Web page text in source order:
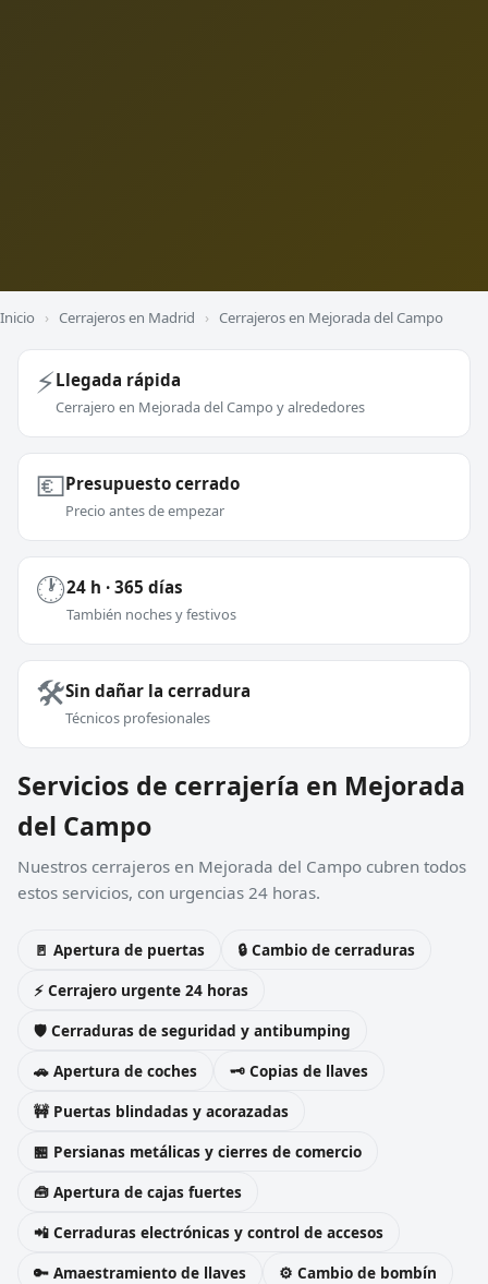
Inicio › Cerrajeros en Madrid › Cerrajeros en Mejorada del Campo
⚡Llegada rápida
Cerrajero en Mejorada del Campo y alrededores
💶Presupuesto cerrado
Precio antes de empezar
🕐24 h · 365 días
También noches y festivos
🛠️Sin dañar la cerradura
Técnicos profesionales
Servicios de cerrajería en Mejorada
del Campo
Nuestros cerrajeros en Mejorada del Campo cubren todos
estos servicios, con urgencias 24 horas.
🚪 Apertura de puertas
🔒 Cambio de cerraduras
⚡ Cerrajero urgente 24 horas
🛡️ Cerraduras de seguridad y antibumping
🚗 Apertura de coches
🗝️ Copias de llaves
🚧 Puertas blindadas y acorazadas
🏪 Persianas metálicas y cierres de comercio
🧰 Apertura de cajas fuertes
📲 Cerraduras electrónicas y control de accesos
🔑 Amaestramiento de llaves
⚙️ Cambio de bombín